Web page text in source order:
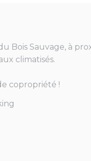
Bois Sauvage, à
climatisés.
copropriété !